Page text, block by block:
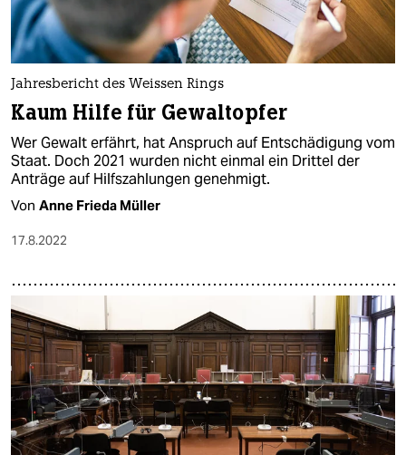
epaper login
Jahresbericht des Weissen Rings
Kaum Hilfe für Gewaltopfer
Wer Gewalt erfährt, hat Anspruch auf Entschädigung vom
Staat. Doch 2021 wurden nicht einmal ein Drittel der
Anträge auf Hilfszahlungen genehmigt.
Von Anne Frieda Müller
17.8.2022